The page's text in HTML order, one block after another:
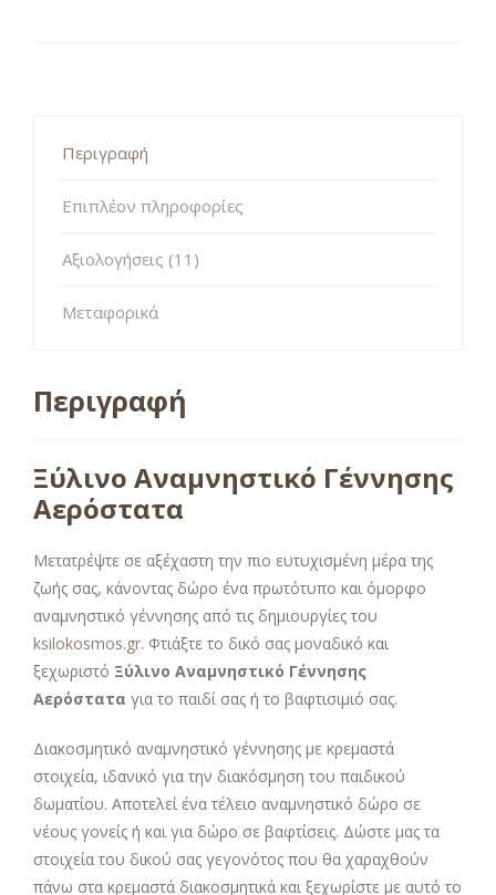
Περιγραφή
Επιπλέον πληροφορίες
Αξιολογήσεις (11)
Μεταφορικά
Περιγραφή
Ξύλινο Αναμνηστικό Γέννησης
Αερόστατα
Μετατρέψτε σε αξέχαστη την πιο ευτυχισμένη μέρα της
ζωής σας, κάνοντας δώρο ένα πρωτότυπο και όμορφο
αναμνηστικό γέννησης από τις δημιουργίες του
ksilokosmos.gr. Φτιάξτε το δικό σας μοναδικό και
ξεχωριστό Ξύλινο Αναμνηστικό Γέννησης
Αερόστατα για το παιδί σας ή το βαφτισιμιό σας.
Διακοσμητικό αναμνηστικό γέννησης με κρεμαστά
στοιχεία, ιδανικό για την διακόσμηση του παιδικού
δωματίου. Αποτελεί ένα τέλειο αναμνηστικό δώρο σε
νέους γονείς ή και για δώρο σε βαφτίσεις. Δώστε μας τα
στοιχεία του δικού σας γεγονότος που θα χαραχθούν
πάνω στα κρεμαστά διακοσμητικά και ξεχωρίστε με αυτό το